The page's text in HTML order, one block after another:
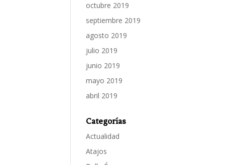
octubre 2019
septiembre 2019
agosto 2019
julio 2019
junio 2019
mayo 2019
abril 2019
Categorías
Actualidad
Atajos